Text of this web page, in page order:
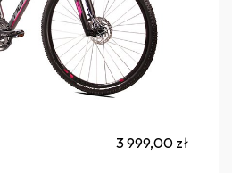
3 999,00 zł